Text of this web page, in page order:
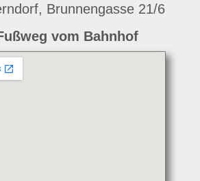
Brunnengasse 21/6
vom Bahnhof